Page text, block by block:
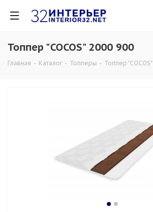
Топпер "COCOS" 2000 900
Главная - Каталог - Топперы - Топпер "COCOS"